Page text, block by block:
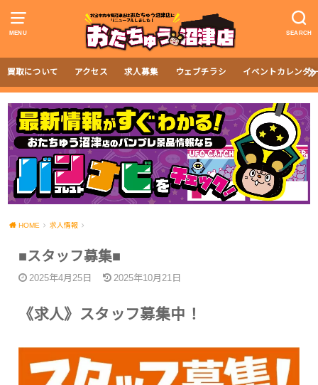
MENU SEARCH
買取について アクセス 求人募集 ウェブチラシ イベントカレンダ
HOME 求人情報
■スタッフ募集■
2025年4月25日 2025年10月21日
《求人》スタッフ募集中！